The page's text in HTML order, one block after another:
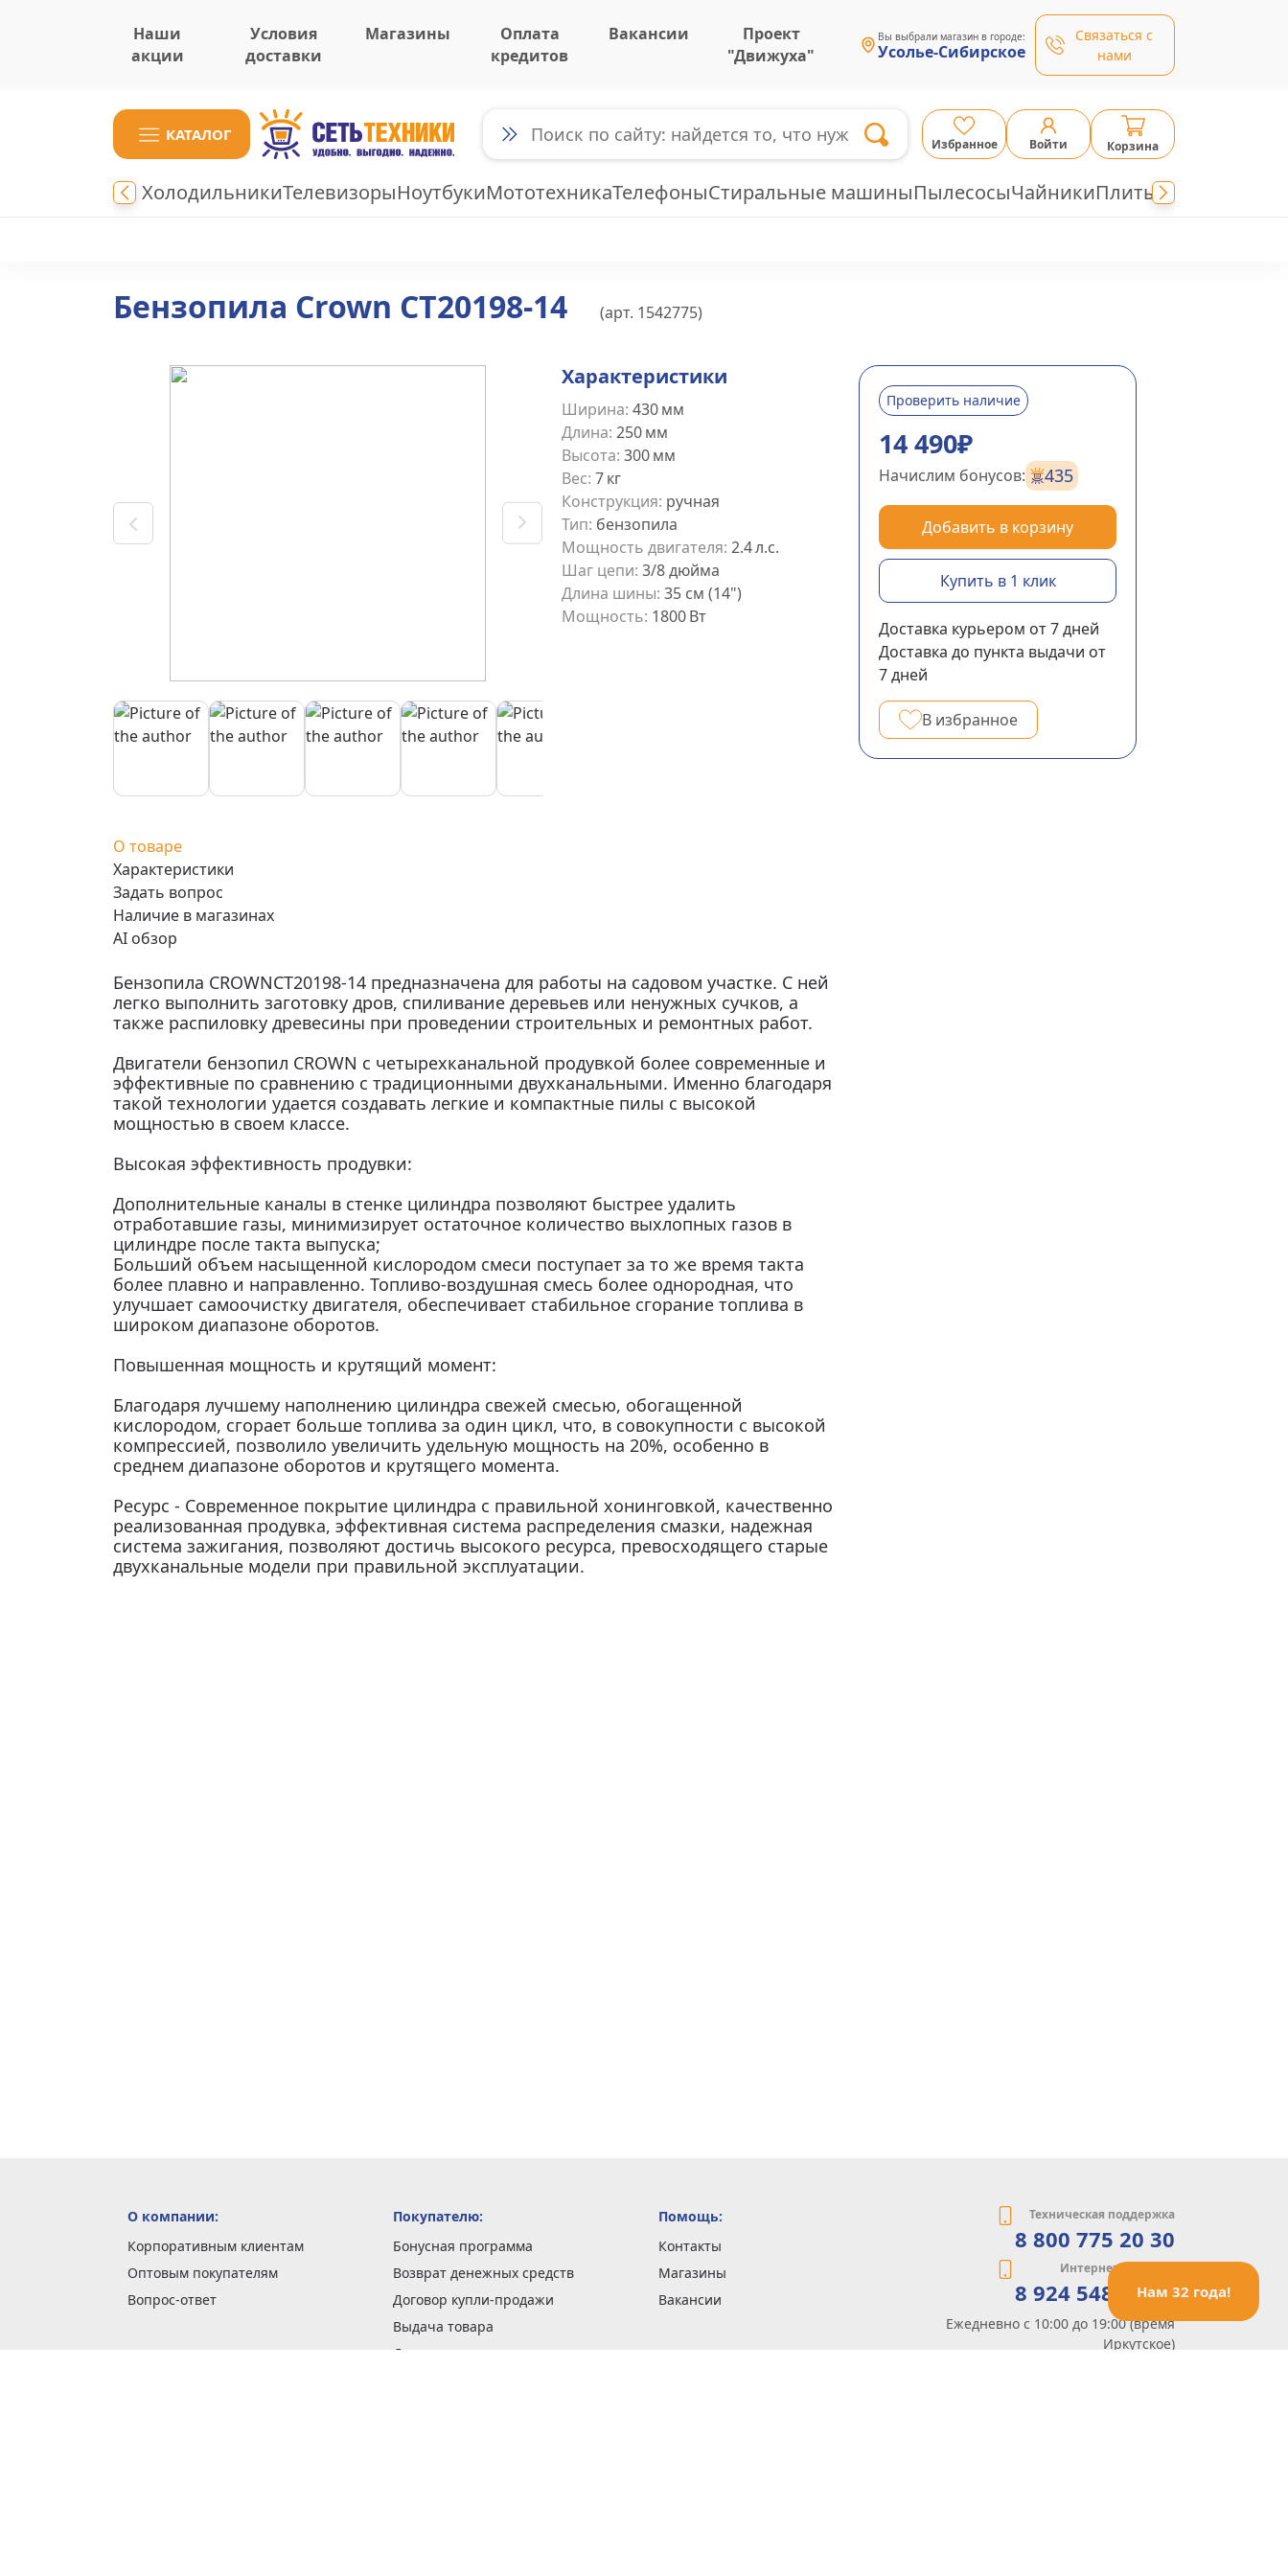
Наши
акции
Условия
доставки
Магазины
Оплата
кредитов
Вакансии
Проект
"Движуха"
Вы выбрали магазин в городе:
Усолье-Сибирское
Связаться с
нами
КАТАЛОГ
Избранное Войти Корзина
ХолодильникиТелевизорыНоутбукиМототехникаТелефоныСтиральные машиныПылесосыЧайникиПлиты
Нам 32 года!
Бензопила Crown CT20198-14 (арт. 1542775)
14 490₽
Проверить наличие
Начислим бонусов: 435
Добавить в корзину
Купить в 1 клик
Доставка курьером от 7дней
Доставка до пункта выдачи от
7дней
В избранное
Характеристики
Ширина: 430мм
Длина: 250мм
Высота: 300мм
Вес: 7кг
Конструкция: ручная
Тип: бензопила
Мощность двигателя: 2.4л.с.
Шаг цепи: 3/8 дюйма
Длина шины: 35 см (14")
Мощность: 1800Вт
О товаре
Характеристики
Задать вопрос
Наличие в магазинах
AI обзор
Бензопила CROWNCT20198-14 предназначена для работы на садовом участке. С ней
легко выполнить заготовку дров, спиливание деревьев или ненужных сучков, а
также распиловку древесины при проведении строительных и ремонтных работ.
Двигатели бензопил CROWN с четырехканальной продувкой более современные и
эффективные по сравнению с традиционными двухканальными. Именно благодаря
такой технологии удается создавать легкие и компактные пилы с высокой
мощностью в своем классе.
Высокая эффективность продувки:
Дополнительные каналы в стенке цилиндра позволяют быстрее удалить
отработавшие газы, минимизирует остаточное количество выхлопных газов в
цилиндре после такта выпуска;
Больший объем насыщенной кислородом смеси поступает за то же время такта
более плавно и направленно. Топливо-воздушная смесь более однородная, что
улучшает самоочистку двигателя, обеспечивает стабильное сгорание топлива в
широком диапазоне оборотов.
Повышенная мощность и крутящий момент:
Благодаря лучшему наполнению цилиндра свежей смесью, обогащенной
кислородом, сгорает больше топлива за один цикл, что, в совокупности с высокой
компрессией, позволило увеличить удельную мощность на 20%, особенно в
среднем диапазоне оборотов и крутящего момента.
Ресурс - Современное покрытие цилиндра с правильной хонинговкой, качественно
реализованная продувка, эффективная система распределения смазки, надежная
система зажигания, позволяют достичь высокого ресурса, превосходящего старые
двухканальные модели при правильной эксплуатации.
О компании:
Корпоративным клиентам
Оптовым покупателям
Вопрос-ответ
Покупателю:
Бонусная программа
Возврат денежных средств
Договор купли-продажи
Выдача товара
Доставка заказов
Помощь:
Контакты
Магазины
Вакансии
Техническая поддержка
8 800 775 20 30
Интернет-магазин
8 924 548 85 07
Ежедневно с 10:00 до 19:00 (время
Иркутское)